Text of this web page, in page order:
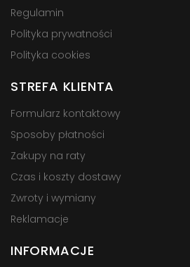
Regulamin
Polityka prywatności
Polityka cookies
STREFA KLIENTA
Formularz kontaktowy
Sposoby płatności
Zakupy na raty
Czas i koszty dostawy
Zwroty i wymiany
Reklamacje
INFORMACJE